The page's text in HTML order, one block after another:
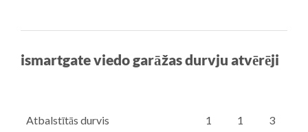
ismartgate viedo garāžas durvju atvērēji
Atbalstītās durvis 1 1 3